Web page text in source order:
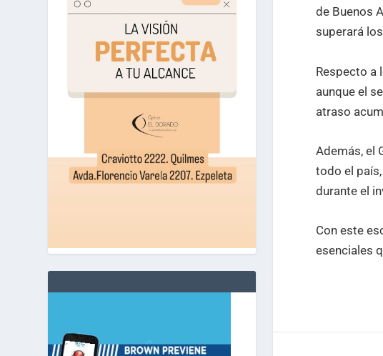
de Buenos
superará
Respecto a
aunque el
atraso
Además, el
todo el
durante el
Con este
esenciales